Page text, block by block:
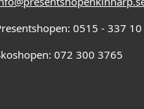
0515 - 337 10
072 300 3765